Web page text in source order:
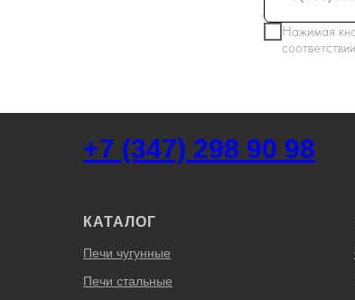
Нажимая
+7 (347) 298 90 98
КАТАЛОГ
Печи чугунные
Печи стальные